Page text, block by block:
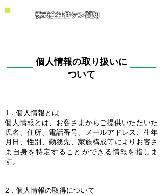
株式会社住ケン高知
個人情報の取り扱いに
ついて
1．個人情報とは
個人情報とは、お客さまからご提供いただいた
氏名、住所、電話番号、メールアドレス、生年
月日、性別、勤務先、家族構成等によりお客さ
ま自身を特定することができる情報を指しま
す。
2．個人情報の取得について